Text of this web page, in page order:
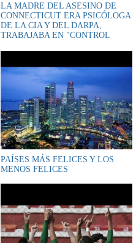
LA MADRE DEL ASESINO DE
CONNECTICUT ERA PSICÓLOGA
DE LA CIA Y DEL DARPA,
TRABAJABA EN "CONTROL
PAÍSES MÁS FELICES Y LOS
MENOS FELICES